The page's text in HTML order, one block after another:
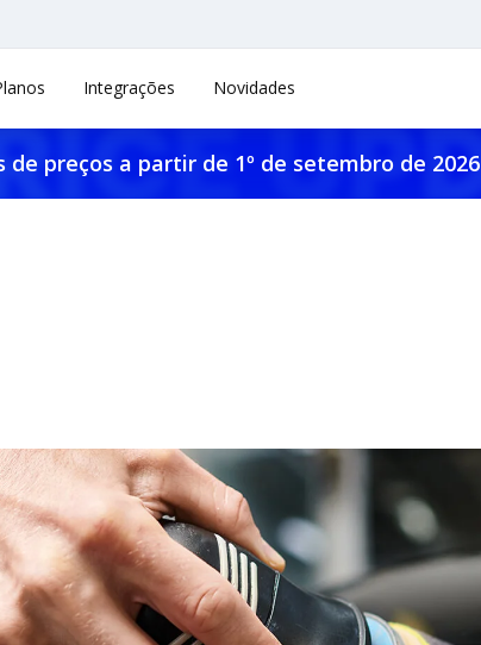
Integrações Novidades
de preços a partir de 1º de setembro de 2026